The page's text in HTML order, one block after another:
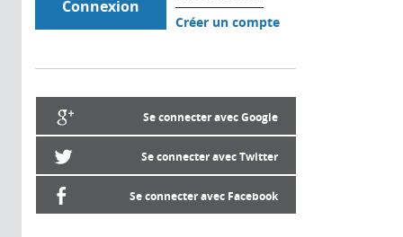
Créer un compte
Se connecter avec Google
Se connecter avec Twitter
Se connecter avec Facebook